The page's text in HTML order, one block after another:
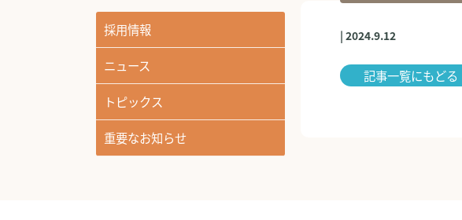
| 2024.9.12
記事一覧にもどる
採用情報
ニュース
トピックス
重要なお知らせ